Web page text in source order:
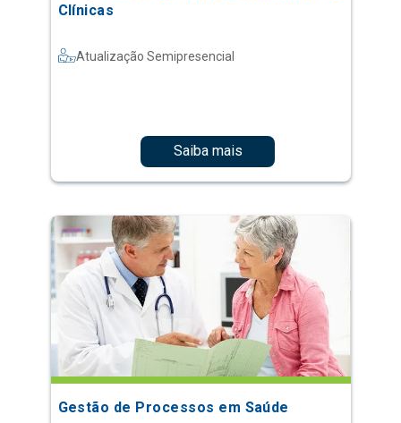
Clínicas
Atualização Semipresencial
Saiba mais
Gestão de Processos em Saúde